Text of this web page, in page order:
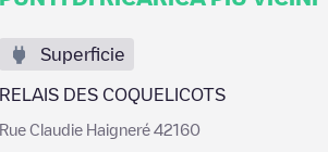
Superficie
RELAIS DES COQUELICOTS
Rue Claudie Haigneré 42160